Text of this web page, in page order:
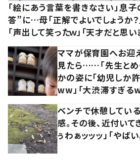
「絵にあう言葉を書きなさい」息
答”に…母「正解でよいでしょうか
「声出して笑ったｗ」「天才だと思い
ママが保育園へお
見たら……「先生とめ
かの姿に「幼児しか
ww」「大渋滞すぎるw
ベンチで休憩してい
感。その後、近付い
ぅわぁッッッ」「やば